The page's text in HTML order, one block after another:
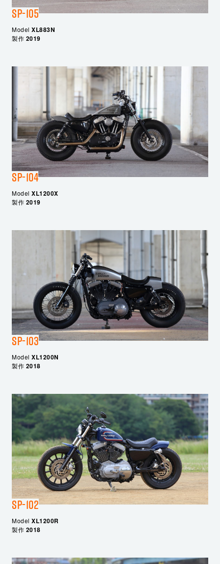
SP-105
Model XL883N
製作 2019
SP-104
Model XL1200X
製作 2019
SP-103
Model XL1200N
製作 2018
SP-102
Model XL1200R
製作 2018